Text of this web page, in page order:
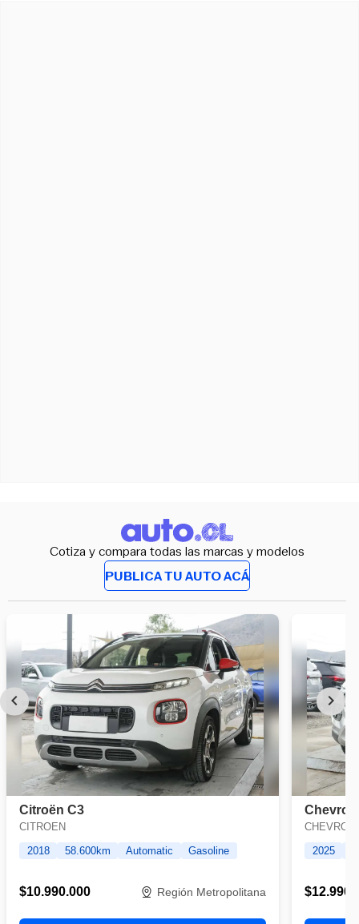
Cotiza y compara todas las marcas y modelos
PUBLICA TU AUTO ACÁ